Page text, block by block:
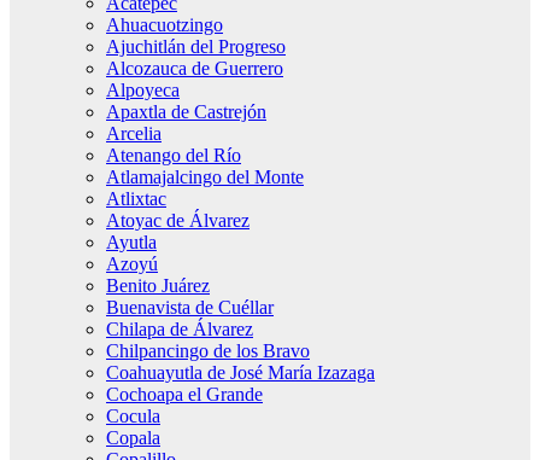
Ahuacuotzingo
Ajuchitlán del Progreso
Alcozauca de Guerrero
Alpoyeca
Apaxtla de Castrejón
Arcelia
Atenango del Río
Atlamajalcingo del Monte
Atlixtac
Atoyac de Álvarez
Ayutla
Azoyú
Benito Juárez
Buenavista de Cuéllar
Chilapa de Álvarez
Chilpancingo de los Bravo
Coahuayutla de José María Izazaga
Cochoapa el Grande
Cocula
Copala